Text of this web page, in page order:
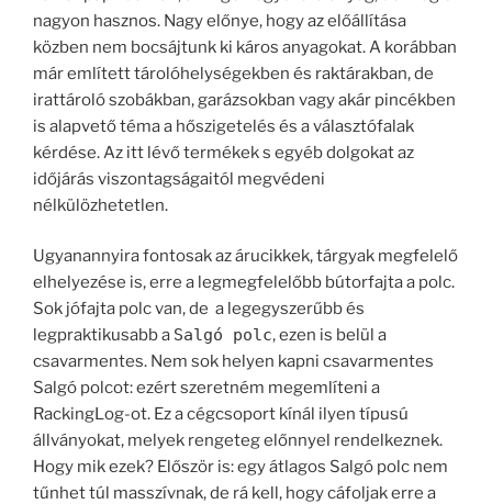
nagyon hasznos. Nagy előnye, hogy az előállítása
közben nem bocsájtunk ki káros anyagokat. A korábban
már említett tárolóhelységekben és raktárakban, de
irattároló szobákban, garázsokban vagy akár pincékben
is alapvető téma a hőszigetelés és a választófalak
kérdése. Az itt lévő termékek s egyéb dolgokat az
időjárás viszontagságaitól megvédeni
nélkülözhetetlen.
Ugyanannyira fontosak az árucikkek, tárgyak megfelelő
elhelyezése is, erre a legmegfelelőbb bútorfajta a polc.
Sok jófajta polc van, de a legegyszerűbb és
legpraktikusabb a Salgó polc, ezen is belül a
csavarmentes. Nem sok helyen kapni csavarmentes
Salgó polcot: ezért szeretném megemlíteni a
RackingLog-ot. Ez a cégcsoport kínál ilyen típusú
állványokat, melyek rengeteg előnnyel rendelkeznek.
Hogy mik ezek? Először is: egy átlagos Salgó polc nem
tűnhet túl masszívnak, de rá kell, hogy cáfoljak erre a